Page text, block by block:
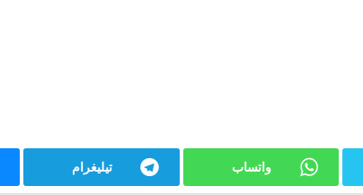
واتساب تيليغرام